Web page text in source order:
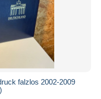
falzlos 2002-2009